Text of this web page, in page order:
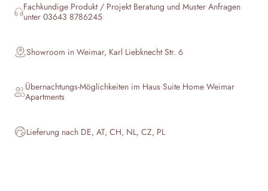
Fachkundige Produkt / Projekt Beratung und Muster Anfragen
unter 03643 8786245
Showroom in Weimar, Karl Liebknecht Str. 6
Übernachtungs-Möglichkeiten im HausSuite Home Weimar
Apartments
Lieferung nach DE, AT, CH, NL, CZ, PL